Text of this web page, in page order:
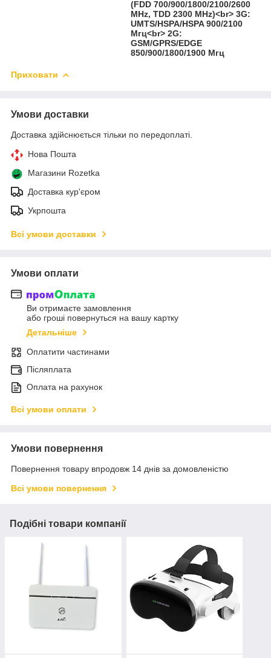
(FDD 700/900/1800/2100/2600
MHz, TDD 2300 MHz)<br> 3G:
UMTS/HSPA/HSPA 900/2100
Мгц<br> 2G:
GSM/GPRS/EDGE
850/900/1800/1900 Мгц
Приховати
Умови доставки
Доставка здійснюється тільки по передоплаті.
Нова Пошта
Магазини Rozetka
Доставка кур'єром
Укрпошта
Всі умови доставки
Умови оплати
Ви отримаєте замовлення
або гроші повернуться на вашу картку
Детальніше
Оплатити частинами
Післяплата
Оплата на рахунок
Всі умови оплати
Умови повернення
Повернення товару впродовж 14 днів за домовленістю
Всі умови повернення
Подібні товари компанії